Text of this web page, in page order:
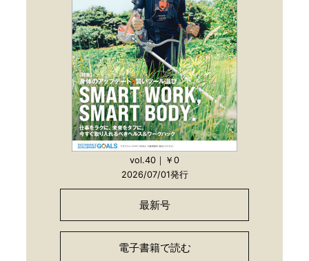
vol.40｜￥0
2026/07/01発行
最新号
電子書籍で読む